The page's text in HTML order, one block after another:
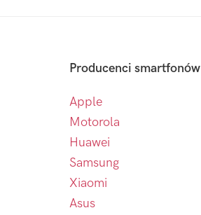
Producenci smartfonów
Apple
Motorola
Huawei
Samsung
Xiaomi
Asus